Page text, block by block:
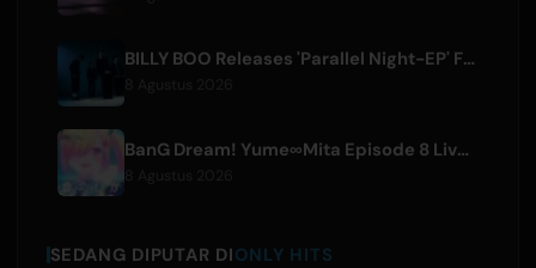
BILLY BOO Releases 'Parallel Night-EP' Featuring TV Drama Theme Song
BanG Dream! Yume∞Mita Episode 8 Live Clip Released
SEDANG DIPUTAR DIONLY HITS